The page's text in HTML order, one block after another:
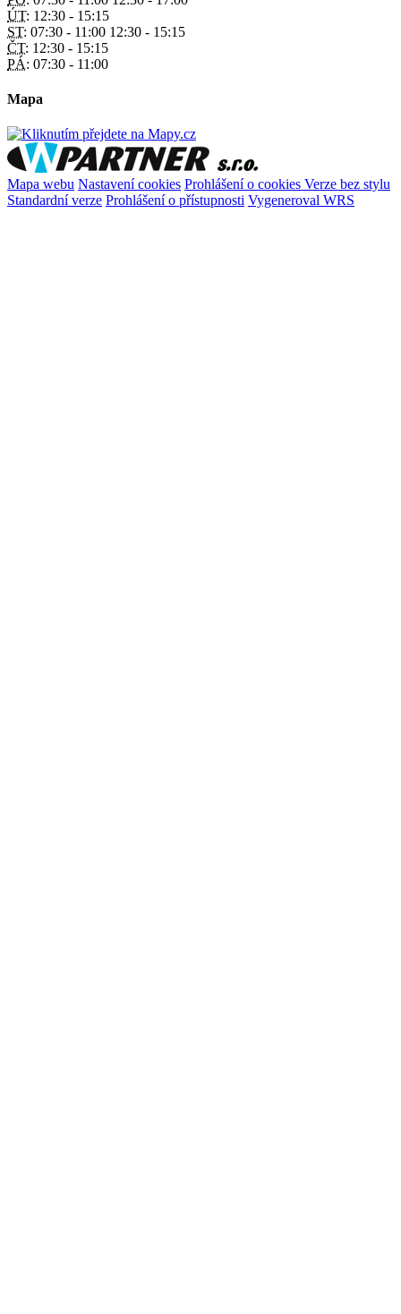
ÚT: 12:30 - 15:15
ST: 07:30 - 11:00 12:30 - 15:15
ČT: 12:30 - 15:15
PÁ: 07:30 - 11:00
Mapa
Mapa webu Nastavení cookies Prohlášení o cookies Verze bez stylu
Standardní verze Prohlášení o přístupnosti Vygeneroval WRS